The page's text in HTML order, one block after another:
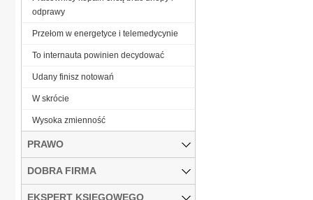
odprawy
Przełom w energetyce i telemedycynie
To internauta powinien decydować
Udany finisz notowań
W skrócie
Wysoka zmienność
PRAWO
DOBRA FIRMA
EKSPERT KSIĘGOWEGO